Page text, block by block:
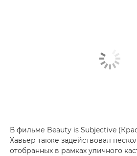
В фильме Beauty is Subjective
Хавьер также задействовал
отобранных в рамках уличного